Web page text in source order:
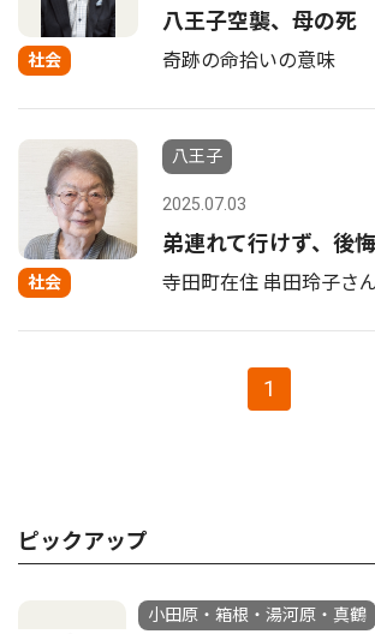
社会
八王子空襲、母の死
奇跡の命拾いの意味
社会
八王子
2025.07.03
弟連れて行けず、後悔
寺田町在住 串田玲子さ
1
ピックアップ
小田原・箱根・湯河原・真鶴